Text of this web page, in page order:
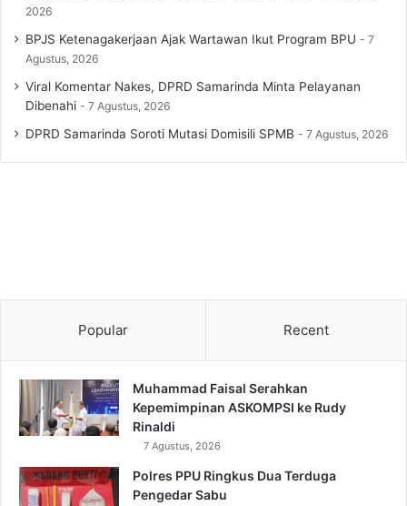
2026
BPJS Ketenagakerjaan Ajak Wartawan Ikut Program BPU
7
Agustus, 2026
Viral Komentar Nakes, DPRD Samarinda Minta Pelayanan
Dibenahi
7 Agustus, 2026
DPRD Samarinda Soroti Mutasi Domisili SPMB 7 Agustus, 2026
Popular Recent
Muhammad Faisal Serahkan
Kepemimpinan ASKOMPSI ke Rudy
Rinaldi
7 Agustus, 2026
Polres PPU Ringkus Dua Terduga
Pengedar Sabu